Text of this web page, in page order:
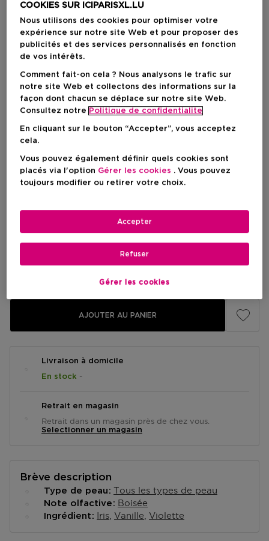
Choisissez votre format
75 ML
Prix du produit
113,50 €
Prix du produit
AJOUTER AU PANIER
Livraison à domicile
En stock -
Retrait en magasin
Retrait dans un magasin près de chez vous.
Selectionner un magasin
Brève description
Type de peau Tous les types de peau
Note olfactive Boisée
Ingrédient Iris Vanille Violette
COOKIES SUR ICIPARISXL.LU
Nous utilisons des cookies pour optimiser votre
expérience sur notre site Web et pour proposer des
publicités et des services personnalisés en fonction
de vos intérêts.
Comment fait-on cela ? Nous analysons le trafic sur
notre site Web et collectons des informations sur la
façon dont chacun se déplace sur notre site Web.
Consultez notre Politique de confidentialite
En cliquant sur le bouton “Accepter”, vous acceptez
cela.
Vous pouvez également définir quels cookies sont
placés via l'option Gérer les cookies . Vous pouvez
toujours modifier ou retirer votre choix.
Gérer les cookies
Refuser
Accepter